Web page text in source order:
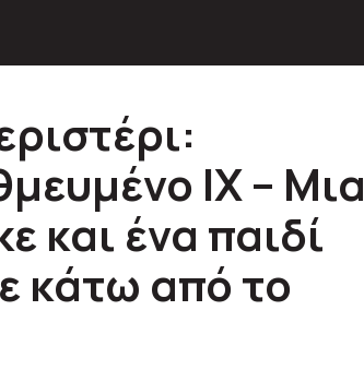
ΙΧ – Μια
και ένα παιδί
κάτω από το